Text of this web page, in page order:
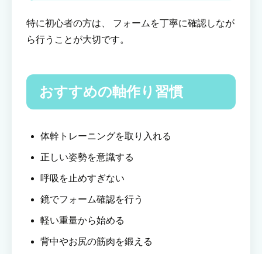
特に初心者の方は、 フォームを丁寧に確認しなが
ら行うことが大切です。
おすすめの軸作り習慣
体幹トレーニングを取り入れる
正しい姿勢を意識する
呼吸を止めすぎない
鏡でフォーム確認を行う
軽い重量から始める
背中やお尻の筋肉を鍛える